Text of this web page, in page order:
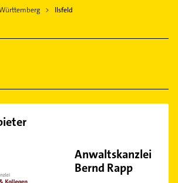
Ilsfeld
Anwaltskanzlei
Bernd Rapp